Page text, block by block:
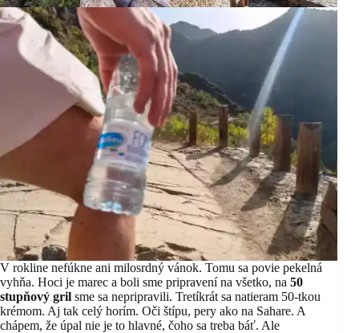
V rokline nefúkne ani milosrdný vánok. Tomu sa povie pekelná
vyhňa. Hoci je marec a boli sme pripravení na všetko, na 50
stupňový gril sme sa nepripravili. Tretíkrát sa natieram 50-tkou
krémom. Aj tak celý horím. Oči štípu, pery ako na Sahare. A
chápem, že úpal nie je to hlavné, čoho sa treba báť. Ale